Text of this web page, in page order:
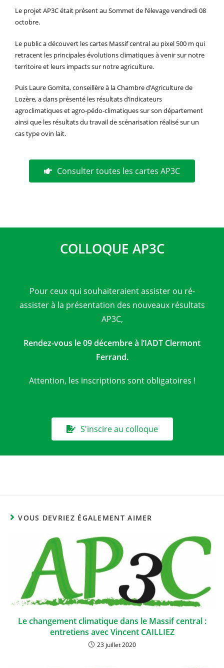
Le projet AP3C était présent au Sommet de l’élevage vendredi 08
octobre.
Le public a découvert les cartes Massif central au pixel 500 m qui
retracent les principales évolutions climatiques à venir sur notre
territoire et leurs impacts sur notre agriculture.
Puis Laure Gomita, conseillère à la Chambre d’Agriculture de
Lozère, a dans présenté les résultats d’indicateurs
agroclimatiques et agro-pédo-climatiques sur son département
ainsi que les résultats du travail de scénarisation réalisé sur un
cas type ovin lait.
Consulter toutes les cartes AP3C
COLLOQUE AP3C
Pour ceux qui souhaiteraient assister ou ré-
assister à la présentation des nouveaux résultats
AP3C,
Rendez-vous le09 décembre à l’IADT Clermont
Ferrand.
Attention, les inscriptions sont obligatoires !
S'inscire au colloque
VOUS DEVRIEZ ÉGALEMENT AIMER
Le changement climatique dans le Massif central :
entretiens avec Vincent CAILLIEZ
23 juillet 2020